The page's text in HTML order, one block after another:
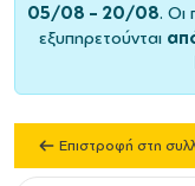
05/08 – 20/08. Οι
εξυπηρετούνται
Επιστροφή στη